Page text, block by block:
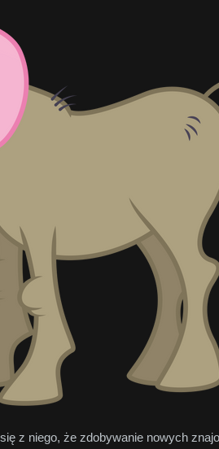
z niego, że zdobywanie nowych